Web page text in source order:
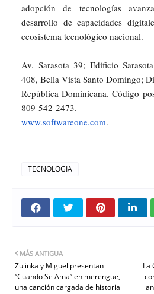
adopción de tecnologías
desarrollo de capacidades
ecosistema tecnológico nacional.
Av. Sarasota 39; Edificio
408, Bella Vista Santo Domingo;
República Dominicana. Código
809-542-2473.
www.softwareone.com.
TECNOLOGIA
La
MÁS ANTIGUA
Zulinka y Miguel presentan
“Cuando Se Ama” en merengue,
una canción cargada de historia